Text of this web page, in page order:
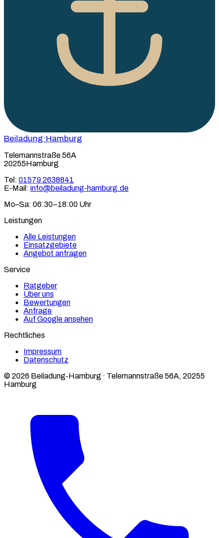
Beiladung·Hamburg
Telemannstraße 56A
20255Hamburg
Tel: 01579 2638841
E-Mail: info@beiladung-hamburg.de
Mo–Sa: 06:30–18:00 Uhr
Leistungen
Alle Leistungen
Einsatzgebiete
Angebot anfragen
Service
Ratgeber
Über uns
Bewertungen
Anfrage
Auf Google ansehen
Rechtliches
Impressum
Datenschutz
© 2026 Beiladung-Hamburg · Telemannstraße 56A, 20255
Hamburg